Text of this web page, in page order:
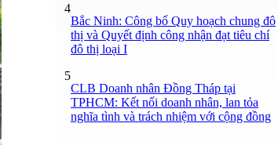
4
Bắc Ninh: Công bố Quy hoạch chung đô
thị và Quyết định công nhận đạt tiêu chí
đô thị loại I
5
CLB Doanh nhân Đồng Tháp tại
TPHCM: Kết nối doanh nhân, lan tỏa
nghĩa tình và trách nhiệm với cộng đồng